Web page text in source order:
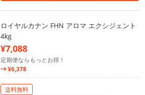
ロイヤルカナン FHN アロマ エクシジェント
4kg
¥7,088
定期便ならもっとお得！
¥6,378
送料無料